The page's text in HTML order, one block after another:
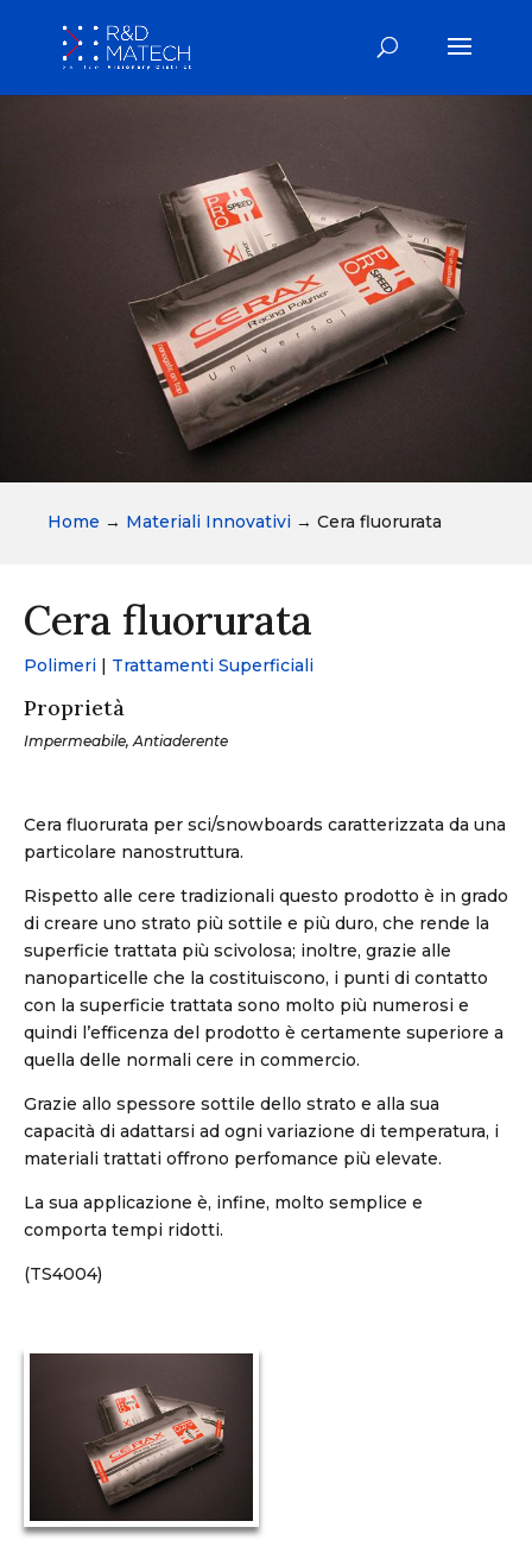
Home → Materiali Innovativi → Cera fluorurata
Cera fluorurata
Polimeri | Trattamenti Superficiali
Proprietà
Impermeabile, Antiaderente
Cera fluorurata per sci/snowboards caratterizzata da una
particolare nanostruttura.
Rispetto alle cere tradizionali questo prodotto è in grado
di creare uno strato più sottile e più duro, che rende la
superficie trattata più scivolosa; inoltre, grazie alle
nanoparticelle che la costituiscono, i punti di contatto
con la superficie trattata sono molto più numerosi e
quindi l’efficenza del prodotto è certamente superiore a
quella delle normali cere in commercio.
Grazie allo spessore sottile dello strato e alla sua
capacità di adattarsi ad ogni variazione di temperatura, i
materiali trattati offrono perfomance più elevate.
La sua applicazione è, infine, molto semplice e
comporta tempi ridotti.
(TS4004)